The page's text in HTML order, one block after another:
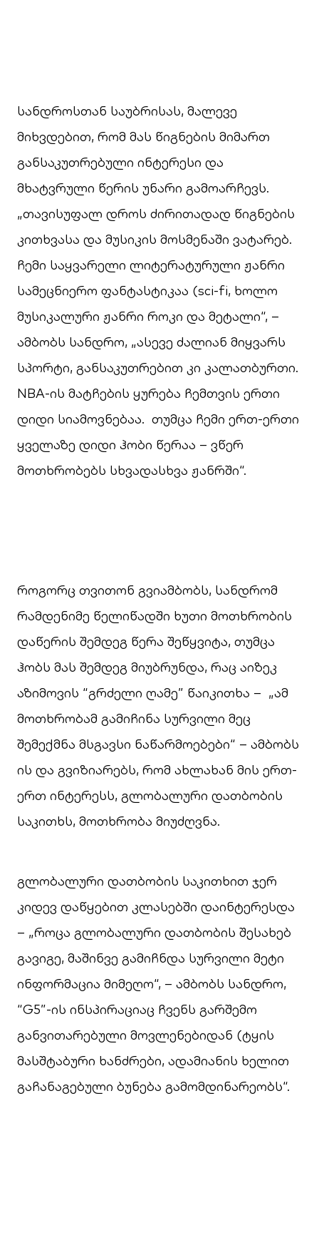
სანდროსთან საუბრისას, მალევე
მიხვდებით, რომ მას წიგნების მიმართ
განსაკუთრებული ინტერესი და
მხატვრული წერის უნარი გამოარჩევს.
„თავისუფალ დროს ძირითადად წიგნების
კითხვასა და მუსიკის მოსმენაში ვატარებ.
ჩემი საყვარელი ლიტერატურული ჟანრი
სამეცნიერო ფანტასტიკაა (sci-fi, ხოლო
მუსიკალური ჟანრი როკი და მეტალი“, –
ამბობს სანდრო, „ასევე ძალიან მიყვარს
სპორტი, განსაკუთრებით კი კალათბურთი.
NBA-ის მატჩების ყურება ჩემთვის ერთი
დიდი სიამოვნებაა. თუმცა ჩემი ერთ-ერთი
ყველაზე დიდი ჰობი წერაა – ვწერ
მოთხრობებს სხვადასხვა ჟანრში“.
როგორც თვითონ გვიამბობს, სანდრომ
რამდენიმე წელიწადში ხუთი მოთხრობის
დაწერის შემდეგ წერა შეწყვიტა, თუმცა
ჰობს მას შემდეგ მიუბრუნდა, რაც აიზეკ
აზიმოვის “გრძელი ღამე” წაიკითხა – „ამ
მოთხრობამ გამიჩინა სურვილი მეც
შემექმნა მსგავსი ნაწარმოებები“ – ამბობს
ის და გვიზიარებს, რომ ახლახან მის ერთ-
ერთ ინტერესს, გლობალური დათბობის
საკითხს, მოთხრობა მიუძღვნა.
გლობალური დათბობის საკითხით ჯერ
კიდევ დაწყებით კლასებში დაინტერესდა
– „როცა გლობალური დათბობის შესახებ
გავიგე, მაშინვე გამიჩნდა სურვილი მეტი
ინფორმაცია მიმეღო“, – ამბობს სანდრო,
“G5”-ის ინსპირაციაც ჩვენს გარშემო
განვითარებული მოვლენებიდან (ტყის
მასშტაბური ხანძრები, ადამიანის ხელით
გაჩანაგებული ბუნება გამომდინარეობს“.